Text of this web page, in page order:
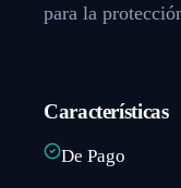
para la
Características
De Pago